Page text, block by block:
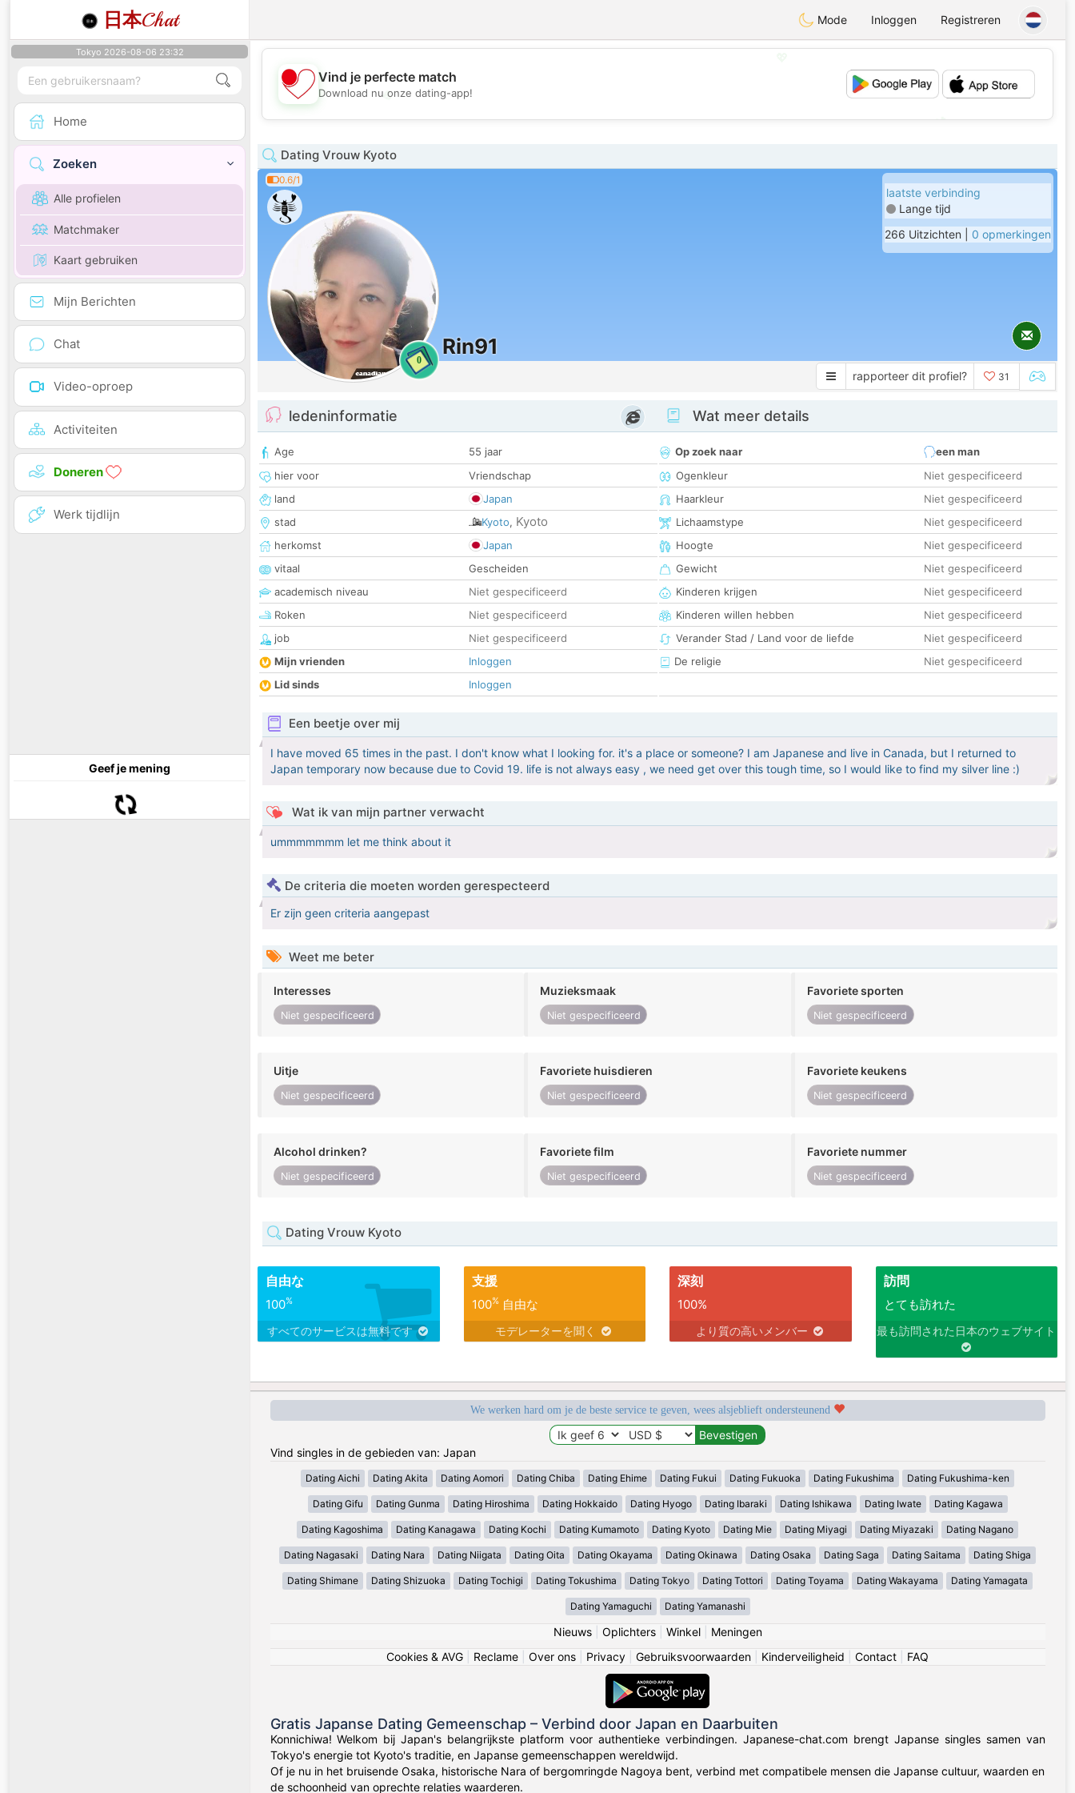
日本Chat Mode Inloggen Registreren
Tokyo 2026-08-06 23:32
Home
Zoeken
Alle profielen
Matchmaker
Kaart gebruiken
Mijn Berichten
Chat
Video-oproep
Activiteiten
Doneren
Werk tijdlijn
Geef je mening
💖
💕
Vind je perfecte match
Download nu onze dating-app!
Dating Vrouw Kyoto
0.6/1
0
Rin91
laatste verbinding
Lange tijd
266 Uitzichten | 0 opmerkingen
rapporteer dit profiel? 31
ledeninformatie
Age
55 jaar
hier voor
Vriendschap
land
Japan
stad
Kyoto, Kyoto
herkomst
Japan
vitaal
Gescheiden
academisch niveau
Niet gespecificeerd
Roken
Niet gespecificeerd
job
Niet gespecificeerd
Mijn vrienden
Inloggen
Lid sinds
Inloggen
Wat meer details
Op zoek naar
een man
Ogenkleur
Niet gespecificeerd
Haarkleur
Niet gespecificeerd
Lichaamstype
Niet gespecificeerd
Hoogte
Niet gespecificeerd
Gewicht
Niet gespecificeerd
Kinderen krijgen
Niet gespecificeerd
Kinderen willen hebben
Niet gespecificeerd
Verander Stad / Land voor de liefde
Niet gespecificeerd
De religie
Niet gespecificeerd
Een beetje over mij
I have moved 65 times in the past. I don't know what I looking for. it's a place or someone? I am Japanese and live in Canada, but I returned to
Japan temporary now because due to Covid 19. life is not always easy , we need get over this tough time, so I would like to find my silver line :)
Wat ik van mijn partner verwacht
ummmmmmm let me think about it
De criteria die moeten worden gerespecteerd
Er zijn geen criteria aangepast
Weet me beter
Interesses
Niet gespecificeerd
Muzieksmaak
Niet gespecificeerd
Favoriete sporten
Niet gespecificeerd
Uitje
Niet gespecificeerd
Favoriete huisdieren
Niet gespecificeerd
Favoriete keukens
Niet gespecificeerd
Alcohol drinken?
Niet gespecificeerd
Favoriete film
Niet gespecificeerd
Favoriete nummer
Niet gespecificeerd
Dating Vrouw Kyoto
自由な
100%
すべてのサービスは無料です
支援
100%自由な
モデレーターを聞く
深刻
100%
より質の高いメンバー
訪問
とても訪れた
最も訪問された日本のウェブサイト
We werken hard om je de beste service te geven, wees alsjeblieft ondersteunend
Vind singles in de gebieden van: Japan
Dating Aichi Dating Akita Dating Aomori Dating Chiba Dating Ehime Dating Fukui Dating Fukuoka Dating Fukushima Dating Fukushima-ken
Dating Gifu Dating Gunma Dating Hiroshima Dating Hokkaido Dating Hyogo Dating Ibaraki Dating Ishikawa Dating Iwate Dating Kagawa
Dating Kagoshima Dating Kanagawa Dating Kochi Dating Kumamoto Dating Kyoto Dating Mie Dating Miyagi Dating Miyazaki Dating Nagano
Dating Nagasaki Dating Nara Dating Niigata Dating Oita Dating Okayama Dating Okinawa Dating Osaka Dating Saga Dating Saitama Dating Shiga
Dating Shimane Dating Shizuoka Dating Tochigi Dating Tokushima Dating Tokyo Dating Tottori Dating Toyama Dating Wakayama Dating Yamagata
Dating Yamaguchi Dating Yamanashi
Nieuws| Oplichters| Winkel| Meningen
Cookies & AVG
Reclame Over ons Privacy Gebruiksvoorwaarden Kinderveiligheid Contact FAQ
Gratis Japanse Dating Gemeenschap – Verbind door Japan en Daarbuiten
Konnichiwa! Welkom bij Japan's belangrijkste platform voor authentieke verbindingen. Japanese-chat.com brengt Japanse singles samen van
Tokyo's energie tot Kyoto's traditie, en Japanse gemeenschappen wereldwijd.
Of je nu in het bruisende Osaka, historische Nara of bergomringde Nagoya bent, verbind met compatibele mensen die Japanse cultuur, waarden en
de schoonheid van oprechte relaties waarderen.